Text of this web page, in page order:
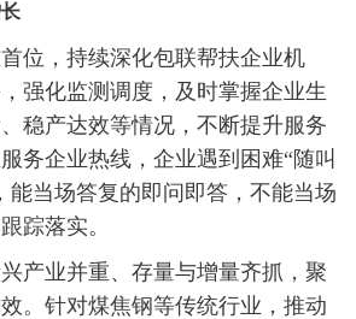
，持续深化包联帮扶企业机
强化监测调度，及时掌握企业生
稳产达效等情况，不断提升服务
务企业热线，企业遇到困难“随叫
能当场答复的即问即答，不能当场
踪落实。
业并重、存量与增量齐抓，聚
。针对煤焦钢等传统行业，推动